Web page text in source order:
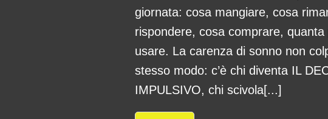
giornata: cosa mangiare, cosa
rispondere, cosa comprare, quanta
usare. La carenza di sonno non
stesso modo: c’è chi diventa IL
IMPULSIVO, chi scivola[...]